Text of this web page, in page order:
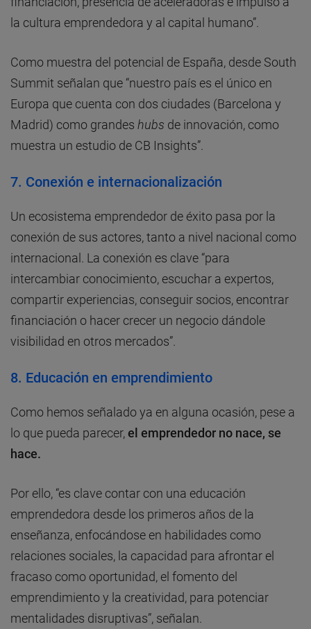
la cultura emprendedora y al capital humano”.
Como muestra del potencial de España, desde South
Summit señalan que “nuestro país es el único en
Europa que cuenta con dos ciudades (Barcelona y
Madrid) como grandes hubs de innovación, como
muestra un estudio de CB Insights”.
7. Conexión e internacionalización
Un ecosistema emprendedor de éxito pasa por la
conexión de sus actores, tanto a nivel nacional como
internacional. La conexión es clave “para
intercambiar conocimiento, escuchar a expertos,
compartir experiencias, conseguir socios, encontrar
financiación o hacer crecer un negocio dándole
visibilidad en otros mercados”.
8. Educación en emprendimiento
Como hemos señalado ya en alguna ocasión, pese a
lo que pueda parecer,el emprendedor no nace, se
hace.
Por ello, “es clave contar con una educación
emprendedora desde los primeros años de la
enseñanza, enfocándose en habilidades como
relaciones sociales, la capacidad para afrontar el
fracaso como oportunidad, el fomento del
emprendimiento y la creatividad, para potenciar
mentalidades disruptivas”, señalan.